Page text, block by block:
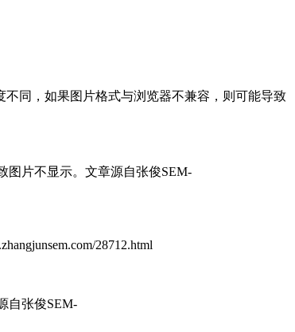
同，如果图片格式与浏览器不兼容，则可能导致
片不显示。 文章源自张俊SEM-
28712.html
自张俊SEM-